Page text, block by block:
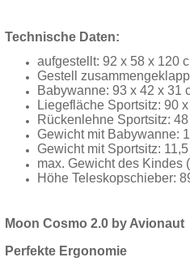
Technische Daten:
aufgestellt: 92 x 58 x 120
Gestell
Babywanne: 93 x 42 x 31
Liegefläche Sportsitz: 90
Rückenlehne Sportsitz:
Gewicht mit Babywanne:
Gewicht mit Sportsitz:
max. Gewicht des Kindes
Höhe Teleskopschieber:
Moon Cosmo 2.0 by Avionaut
Perfekte Ergonomie